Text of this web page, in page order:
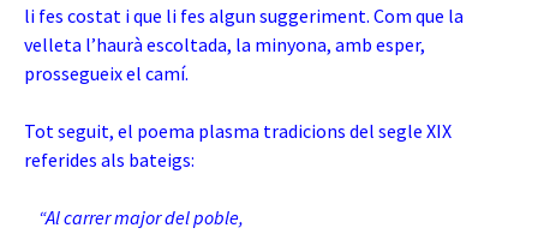
li fes costat i que li fes algun suggeriment. Com que la
velleta l’haurà escoltada, la minyona, amb esper,
prossegueix el camí.
Tot seguit, el poema plasma tradicions del segle XIX
referides als bateigs:
“Al carrer major del poble,